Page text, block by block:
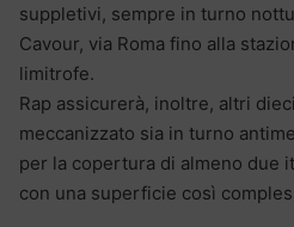
suppletivi, sempre in turno
Cavour, via Roma fino alla
limitrofe.
Rap assicurerà, inoltre, altri
meccanizzato sia in turno
per la copertura di almeno due
con una superficie così